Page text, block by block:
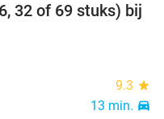
53%
32 of 69 stuks) bij
9.3 star
13 min. directions_car